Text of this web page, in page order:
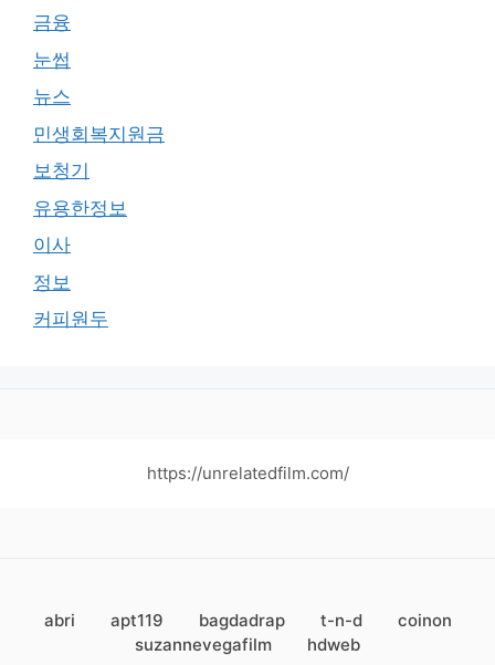
금융
눈썹
뉴스
민생회복지원금
보청기
유용한정보
이사
정보
커피원두
https://unrelatedfilm.com/
abri apt119 bagdadrap t-n-d
coinon
suzannevegafilm
hdweb